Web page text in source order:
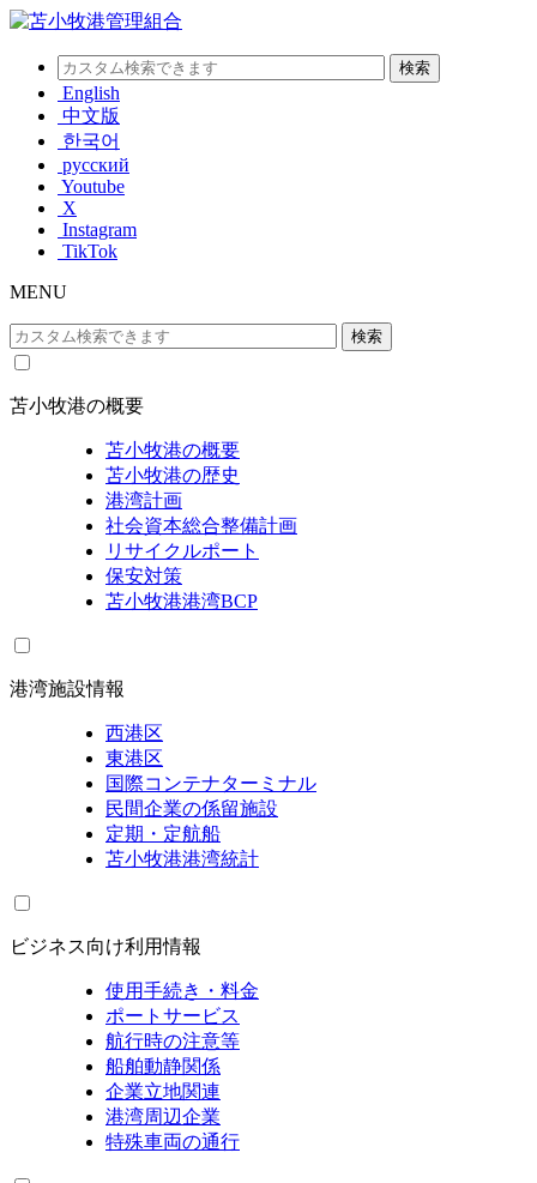
English
中文版
한국어
русский
Youtube
X
Instagram
TikTok
MENU
苫小牧港の概要
苫小牧港の概要
苫小牧港の歴史
港湾計画
社会資本総合整備計画
リサイクルポート
保安対策
苫小牧港港湾BCP
港湾施設情報
西港区
東港区
国際コンテナターミナル
民間企業の係留施設
定期・定航船
苫小牧港港湾統計
ビジネス向け利用情報
使用手続き・料金
ポートサービス
航行時の注意等
船舶動静関係
企業立地関連
港湾周辺企業
特殊車両の通行